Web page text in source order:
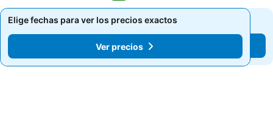
Elige fechas para ver los precios exactos
Ver precios
Elige fechas para ver los precios exactos
Ver precios